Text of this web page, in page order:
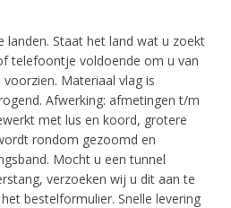
landen. Staat het land wat u zoekt
telefoontje voldoende om u van
Materiaal vlag is
Afwerking: afmetingen t/m
met lus en koord, grotere
rondom gezoomd en
Mocht u een tunnel
verzoeken wij u dit aan te
bestelformulier. Snelle levering